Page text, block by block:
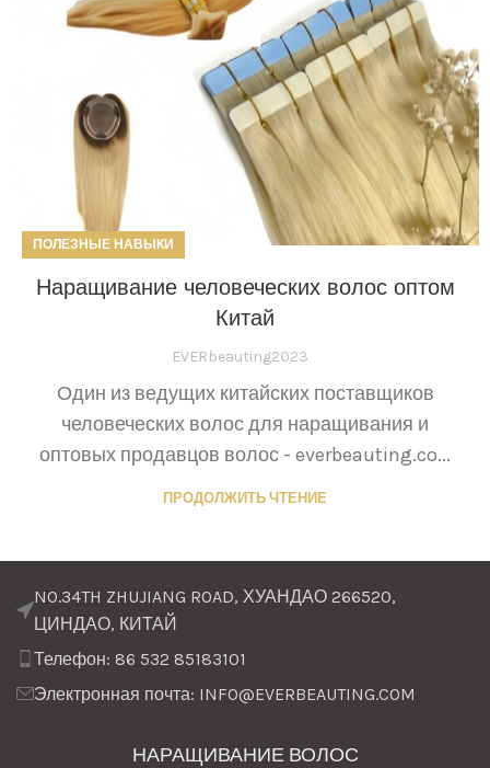
ПОЛЕЗНЫЕ НАВЫКИ
Наращивание человеческих волос оптом
Китай
EVERbeauting2023
Один из ведущих китайских поставщиков
человеческих волос для наращивания и
оптовых продавцов волос - everbeauting.co...
ПРОДОЛЖИТЬ ЧТЕНИЕ
NO.34TH ZHUJIANG ROAD, ХУАНДАО 266520,
ЦИНДАО, КИТАЙ
Телефон: 86 532 85183101
Электронная почта: INFO@EVERBEAUTING.COM
НАРАЩИВАНИЕ ВОЛОС